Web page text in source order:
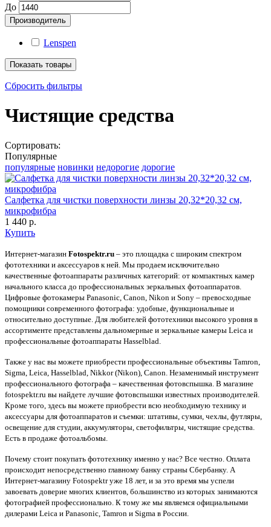
До
Производитель
Lenspen
Показать товары
Сбросить фильтры
Чистящие средства
Сортировать:
Популярные
популярные новинки недорогие дорогие
Салфетка для чистки поверхности линзы 20,32*20,32 см,
микрофибра
1 440 р.
Купить
Интернет-магазин Fotospektr.ru – это площадка с широким спектром
фототехники и аксессуаров к ней. Мы продаем исключительно
качественные фотоаппараты различных категорий: от компактных камер
начального класса до профессиональных зеркальных фотоаппаратов.
Цифровые фотокамеры Panasonic, Canon, Nikon и Sony – превосходные
помощники современного фотографа: удобные, функциональные и
относительно доступные. Для любителей фототехники высокого уровня в
ассортименте представлены дальномерные и зеркальные камеры Leica и
профессиональные фотоаппараты Hasselblad.
Также у нас вы можете приобрести профессиональные объективы Tamron,
Sigma, Leiсa, Hasselblad, Nikkor (Nikon), Canon. Незаменимый инструмент
профессионального фотографа – качественная фотовспышка. В магазине
fotospektr.ru вы найдете лучшие фотовспышки известных производителей.
Кроме того, здесь вы можете приобрести всю необходимую технику и
аксессуары для фотоаппаратов и съемки: штативы, сумки, чехлы, футляры,
освещение для студии, аккумуляторы, светофильтры, чистящие средства.
Есть в продаже фотоальбомы.
Почему стоит покупать фототехнику именно у нас? Все честно. Оплата
происходит непосредственно главному банку страны Сбербанку. А
Интернет-магазину Fotospektr уже 18 лет, и за это время мы успели
завоевать доверие многих клиентов, большинство из которых занимаются
фотографией профессионально. К тому же мы являемся официальными
дилерами Leica и Panasonic, Tamron и Sigma в России.